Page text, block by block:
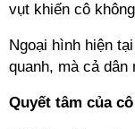
vụt khiến cô
Ngoại hình hiện
quanh, mà cả dân
Quyết tâm của